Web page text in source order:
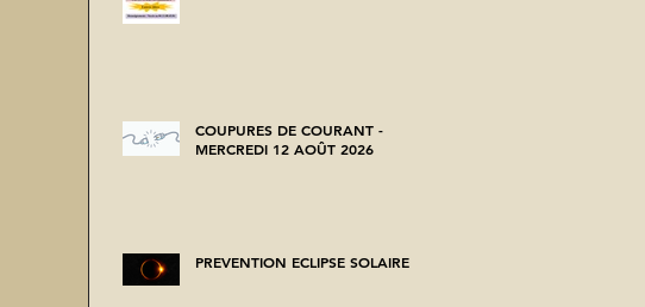
COUPURES DE COURANT -
MERCREDI 12 AOÛT 2026
PREVENTION ECLIPSE SOLAIRE